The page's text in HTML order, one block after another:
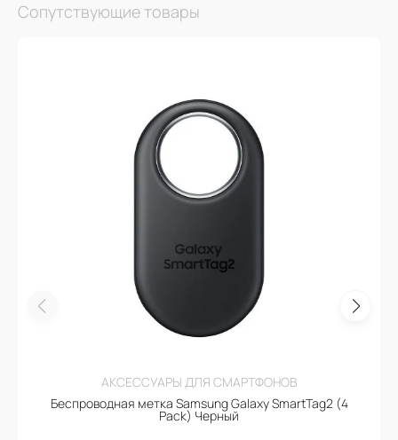
Сопутствующие товары
АКСЕССУАРЫ ДЛЯ СМАРТФОНОВ
Беспроводная метка Samsung Galaxy SmartTag2 (4
Pack) Черный